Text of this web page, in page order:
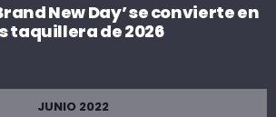
New Day’ se convierte en
taquillera de 2026
JUNIO 2022